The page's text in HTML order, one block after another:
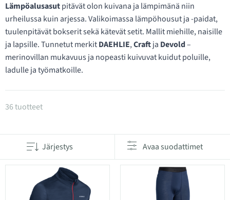
Lämpöalusasutpitävät olon kuivana ja lämpimänä niin
urheilussa kuin arjessa. Valikoimassa lämpöhousut ja -paidat,
tuulenpitävät bokserit sekä kätevät setit. Mallit miehille, naisille
ja lapsille. Tunnetut merkitDAEHLIE,Craftja Devold–
merinovillan mukavuus ja nopeasti kuivuvat kuidut poluille,
ladulle ja työmatkoille.
Tuotteet kategoriassa Alushortsit ja alupaidat
36 tuotteet
Järjestys Avaa suodattimet